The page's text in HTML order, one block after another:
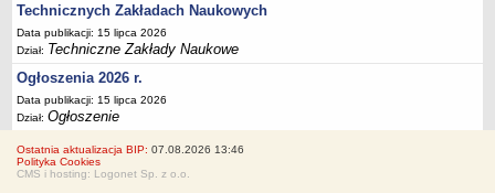
Technicznych Zakładach Naukowych
Data publikacji: 15 lipca 2026
Dział: Techniczne Zakłady Naukowe
Ogłoszenia 2026 r.
Data publikacji: 15 lipca 2026
Dział:Ogłoszenie
Ostatnia aktualizacja BIP: 07.08.2026 13:46
Polityka Cookies
CMS i hosting: Logonet Sp. z o.o.